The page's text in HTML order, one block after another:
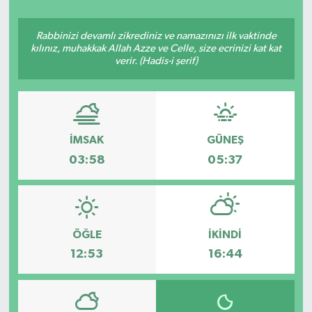
Rabbinizi devamlı zikrediniz ve namazınızı ilk vaktinde
kılınız, muhakkak Allah Azze ve Celle, size ecrinizi kat kat
verir. (Hadis-i şerif)
İMSAK
03:58
GÜNEŞ
05:37
ÖĞLE
12:53
İKINDI
16:44
EĞİTİM
EKONOMİ
English News
Finans
Flaş Haber
Gayrimenkul